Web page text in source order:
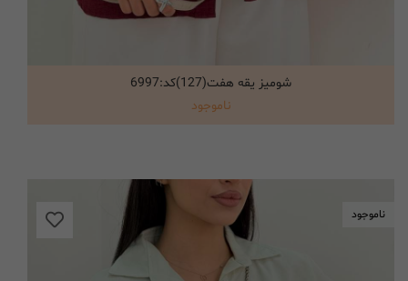
انتخاب گزینه ها
شومیز یقه هفت(127)کد:6997
ناموجود
ناموجود